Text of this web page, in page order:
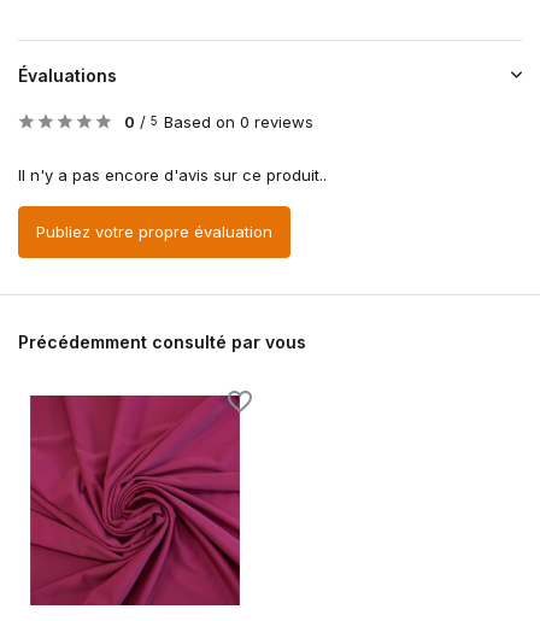
Évaluations
0 / 5 Based on 0 reviews
Il n'y a pas encore d'avis sur ce produit..
Publiez votre propre évaluation
Précédemment consulté par vous